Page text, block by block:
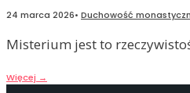
24 marca 2026• Duchowość
Misterium jest to
Więcej →